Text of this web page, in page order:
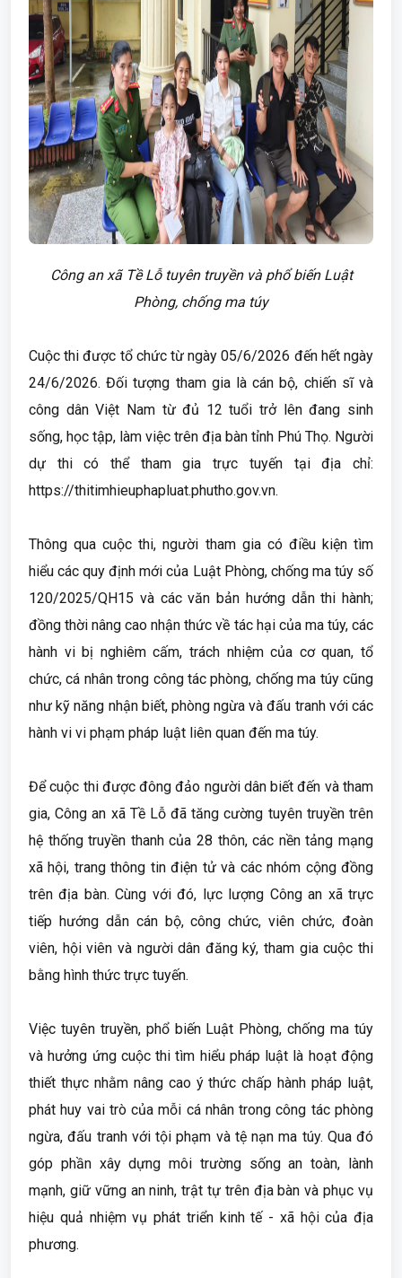
Công an xã Tề Lỗ tuyên truyền và phổ biến Luật
Phòng, chống ma túy
Cuộc thi được tổ chức từ ngày 05/6/2026 đến hết ngày
24/6/2026. Đối tượng tham gia là cán bộ, chiến sĩ và
công dân Việt Nam từ đủ 12 tuổi trở lên đang sinh
sống, học tập, làm việc trên địa bàn tỉnh Phú Thọ. Người
dự thi có thể tham gia trực tuyến tại địa chỉ:
https://thitimhieuphapluat.phutho.gov.vn.
Thông qua cuộc thi, người tham gia có điều kiện tìm
hiểu các quy định mới của Luật Phòng, chống ma túy số
120/2025/QH15 và các văn bản hướng dẫn thi hành;
đồng thời nâng cao nhận thức về tác hại của ma túy, các
hành vi bị nghiêm cấm, trách nhiệm của cơ quan, tổ
chức, cá nhân trong công tác phòng, chống ma túy cũng
như kỹ năng nhận biết, phòng ngừa và đấu tranh với các
hành vi vi phạm pháp luật liên quan đến ma túy.
Để cuộc thi được đông đảo người dân biết đến và tham
gia, Công an xã Tề Lỗ đã tăng cường tuyên truyền trên
hệ thống truyền thanh của 28 thôn, các nền tảng mạng
xã hội, trang thông tin điện tử và các nhóm cộng đồng
trên địa bàn. Cùng với đó, lực lượng Công an xã trực
tiếp hướng dẫn cán bộ, công chức, viên chức, đoàn
viên, hội viên và người dân đăng ký, tham gia cuộc thi
bằng hình thức trực tuyến.
Việc tuyên truyền, phổ biến Luật Phòng, chống ma túy
và hưởng ứng cuộc thi tìm hiểu pháp luật là hoạt động
thiết thực nhằm nâng cao ý thức chấp hành pháp luật,
phát huy vai trò của mỗi cá nhân trong công tác phòng
ngừa, đấu tranh với tội phạm và tệ nạn ma túy. Qua đó
góp phần xây dựng môi trường sống an toàn, lành
mạnh, giữ vững an ninh, trật tự trên địa bàn và phục vụ
hiệu quả nhiệm vụ phát triển kinh tế - xã hội của địa
phương.